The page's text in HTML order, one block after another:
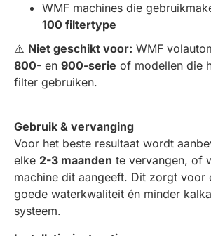
WMF machines die
100 filtertype
⚠️ Niet geschikt voor: WMF
800- en 900-serie of modellen die
filter gebruiken.
Gebruik & vervanging
Voor het beste resultaat wordt
elke 2-3 maanden te vervangen, of
machine dit aangeeft. Dit zorgt voor
goede waterkwaliteit én minder
systeem.